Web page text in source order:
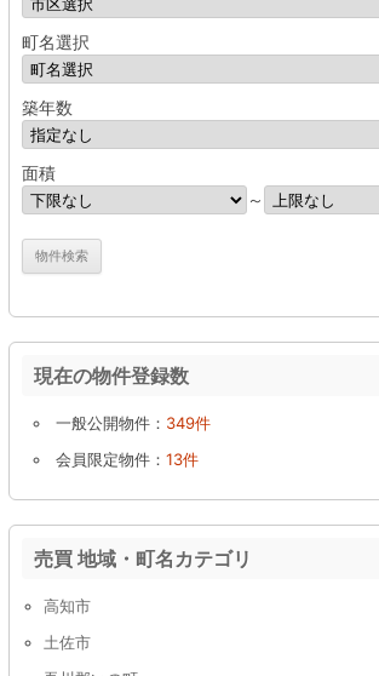
町名選択
築年数
面積
～
現在の物件登録数
一般公開物件： 349件
会員限定物件： 13件
売買 地域・町名カテゴリ
高知市
土佐市